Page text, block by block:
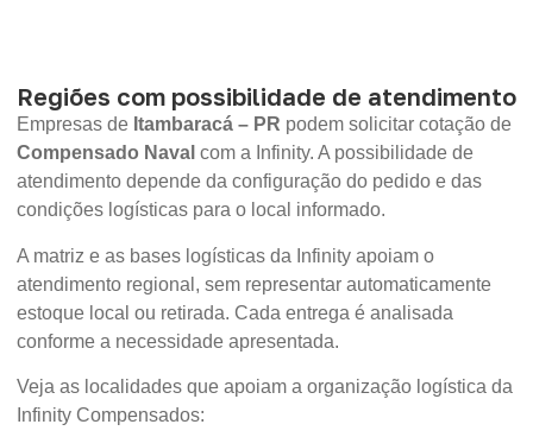
Regiões com possibilidade de atendimento
Empresas de Itambaracá – PR podem solicitar cotação de
Compensado Naval com a Infinity. A possibilidade de
atendimento depende da configuração do pedido e das
condições logísticas para o local informado.
A matriz e as bases logísticas da Infinity apoiam o
atendimento regional, sem representar automaticamente
estoque local ou retirada. Cada entrega é analisada
conforme a necessidade apresentada.
Veja as localidades que apoiam a organização logística da
Infinity Compensados: